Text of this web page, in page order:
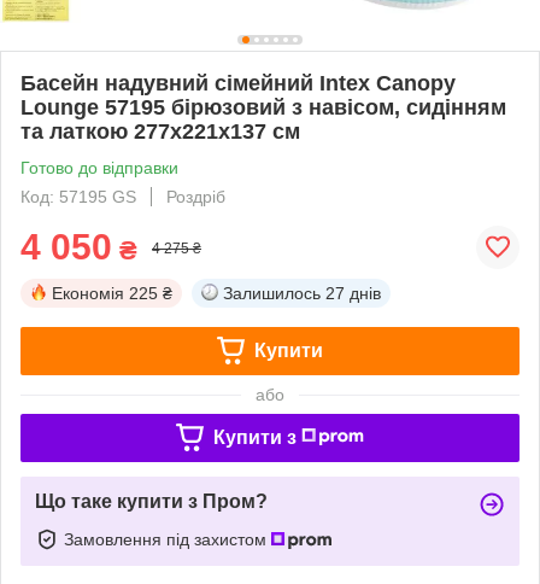
Басейн надувний сімейний Intex Canopy
Lounge 57195 бірюзовий з навісом, сидінням
та латкою 277х221х137 см
Готово до відправки
Код: 57195 GS
Роздріб
4 050 ₴ 4 275 ₴
Економія 225 ₴ Залишилось 27 днів
Купити
або
Купити з
Що таке купити з Пром?
Замовлення під захистом